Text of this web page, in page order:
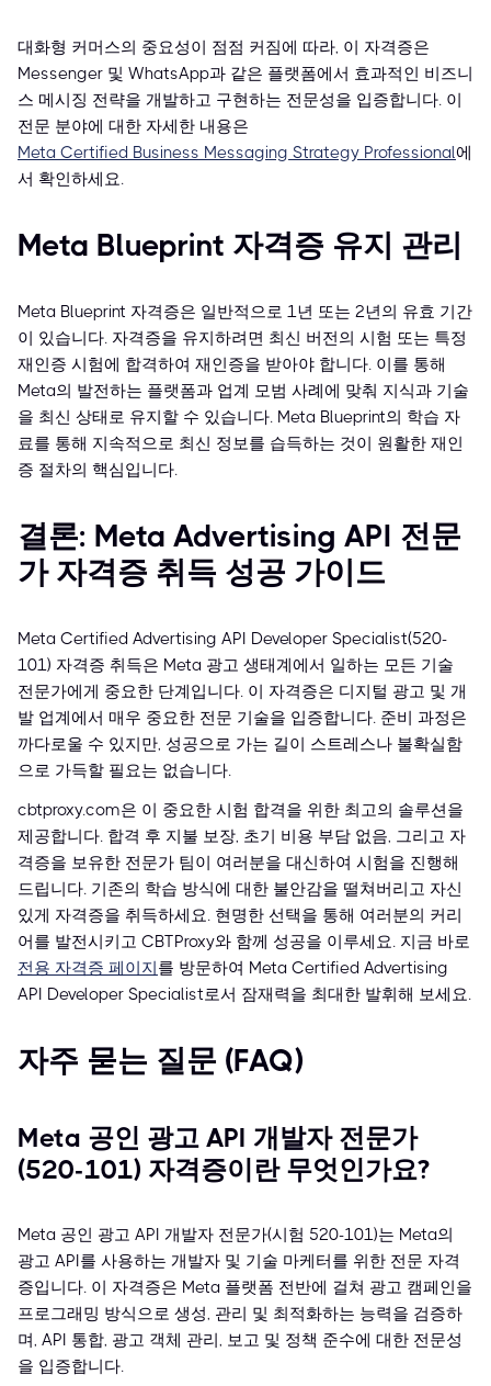
대화형 커머스의 중요성이 점점 커짐에 따라, 이 자격증은
Messenger 및 WhatsApp과 같은 플랫폼에서 효과적인 비즈니
스 메시징 전략을 개발하고 구현하는 전문성을 입증합니다. 이
전문 분야에 대한 자세한 내용은
Meta Certified Business Messaging Strategy Professional에
서 확인하세요.
Meta Blueprint 자격증 유지 관리
Meta Blueprint 자격증은 일반적으로 1년 또는 2년의 유효 기간
이 있습니다. 자격증을 유지하려면 최신 버전의 시험 또는 특정
재인증 시험에 합격하여 재인증을 받아야 합니다. 이를 통해
Meta의 발전하는 플랫폼과 업계 모범 사례에 맞춰 지식과 기술
을 최신 상태로 유지할 수 있습니다. Meta Blueprint의 학습 자
료를 통해 지속적으로 최신 정보를 습득하는 것이 원활한 재인
증 절차의 핵심입니다.
결론: Meta Advertising API 전문
가 자격증 취득 성공 가이드
Meta Certified Advertising API Developer Specialist(520-
101) 자격증 취득은 Meta 광고 생태계에서 일하는 모든 기술
전문가에게 중요한 단계입니다. 이 자격증은 디지털 광고 및 개
발 업계에서 매우 중요한 전문 기술을 입증합니다. 준비 과정은
까다로울 수 있지만, 성공으로 가는 길이 스트레스나 불확실함
으로 가득할 필요는 없습니다.
cbtproxy.com은 이 중요한 시험 합격을 위한 최고의 솔루션을
제공합니다. 합격 후 지불 보장, 초기 비용 부담 없음, 그리고 자
격증을 보유한 전문가 팀이 여러분을 대신하여 시험을 진행해
드립니다. 기존의 학습 방식에 대한 불안감을 떨쳐버리고 자신
있게 자격증을 취득하세요. 현명한 선택을 통해 여러분의 커리
어를 발전시키고 CBTProxy와 함께 성공을 이루세요. 지금 바로
전용 자격증 페이지를 방문하여 Meta Certified Advertising
API Developer Specialist로서 잠재력을 최대한 발휘해 보세요.
자주 묻는 질문 (FAQ)
Meta 공인 광고 API 개발자 전문가
(520-101) 자격증이란 무엇인가요?
Meta 공인 광고 API 개발자 전문가(시험 520-101)는 Meta의
광고 API를 사용하는 개발자 및 기술 마케터를 위한 전문 자격
증입니다. 이 자격증은 Meta 플랫폼 전반에 걸쳐 광고 캠페인을
프로그래밍 방식으로 생성, 관리 및 최적화하는 능력을 검증하
며, API 통합, 광고 객체 관리, 보고 및 정책 준수에 대한 전문성
을 입증합니다.